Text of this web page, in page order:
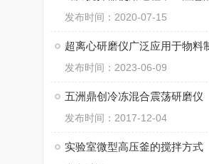
发布时间：2020-07-15
发布时间：2023-06-09
五洲鼎创冷冻混合震荡研磨仪
发布时间：2017-12-04
实验室微型高压釜的搅拌方式